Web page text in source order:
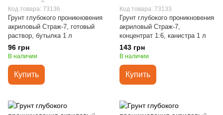
Код товара: 73136
Грунт глубокого проникновения
акриловый Страж-7, готовый
раствор, бутылка 1 л
96 грн
В наличии
Купить
Код товара: 73133
Грунт глубокого проникновения
акриловый Страж-7,
концентрат 1:6, канистра 1 л
143 грн
В наличии
Купить